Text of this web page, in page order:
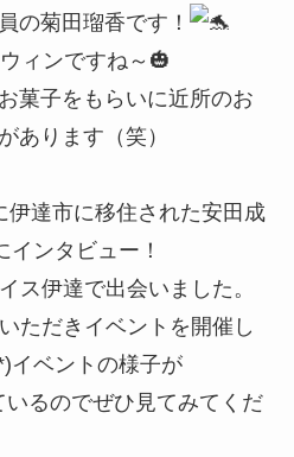
の菊田瑠香です！
ィンですね～🎃
菓子をもらいに近所のお
あります（笑）
伊達市に移住された安田成
ンタビュー！
ス伊達で出会いました。
ただきイベントを開催し
イベントの様子が
るのでぜひ見てみてくだ